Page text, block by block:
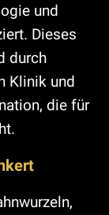
und
Dieses
durch
Klinik und
die für